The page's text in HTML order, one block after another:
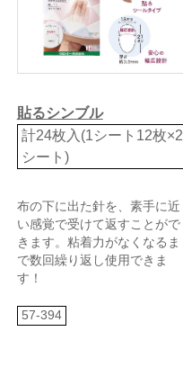
貼るシンブル
計24枚入(1シート12枚×2
シート)
布の下に出た針を、素手に近
い感覚で受けて返すことがで
きます。粘着力がなくなるま
で数回繰り返し使用できま
す！
57-394